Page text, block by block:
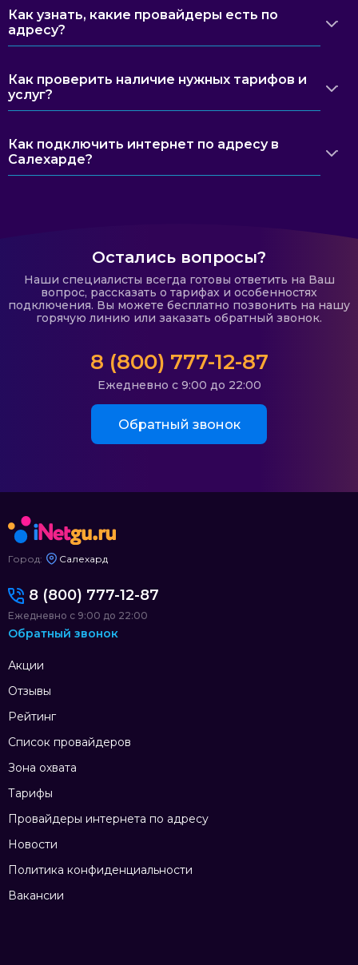
Как узнать, какие провайдеры есть по
адресу?
Как проверить наличие нужных тарифов и
услуг?
Как подключить интернет по адресу в
Салехарде?
Остались вопросы?
Наши специалисты всегда готовы ответить на Ваш
вопрос, рассказать о тарифах и особенностях
подключения. Вы можете бесплатно позвонить на нашу
горячую линию или заказать обратный звонок.
8 (800) 777-12-87
Ежедневно с 9:00 до 22:00
Обратный звонок
Город: Салехард
Акции
Отзывы
Рейтинг
Список провайдеров
Зона охвата
Тарифы
Провайдеры интернета по адресу
Новости
Политика конфиденциальности
Вакансии
8 (800) 777-12-87
Ежедневно с 9:00 до 22:00
Обратный звонок